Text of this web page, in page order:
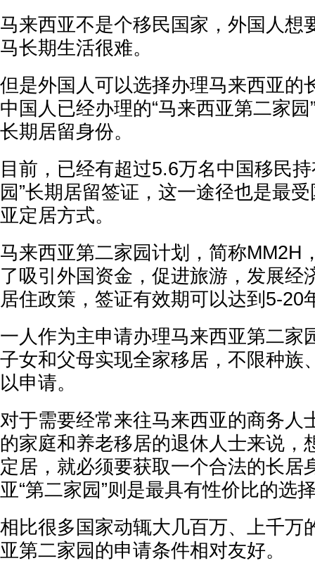
马来西亚不是个移民国家，外国人想
马长期生活很难。
但是外国人可以选择办理马来西亚的
中国人已经办理的“马来西亚第二家
长期居留身份。
目前，已经有超过5.6万名中国移民
园”长期居留签证，这一途径也是最
亚定居方式。
马来西亚第二家园计划，简称MM2H
了吸引外国资金，促进旅游，发展经
居住政策，签证有效期可以达到5-20
一人作为主申请办理马来西亚第二家
子女和父母实现全家移居，不限种族
以申请。
对于需要经常来往马来西亚的商务人
的家庭和养老移居的退休人士来说，
定居，就必须要获取一个合法的长居
亚“第二家园”则是最具有性价比的选
相比很多国家动辄大几百万、上千万
亚第二家园的申请条件相对友好。